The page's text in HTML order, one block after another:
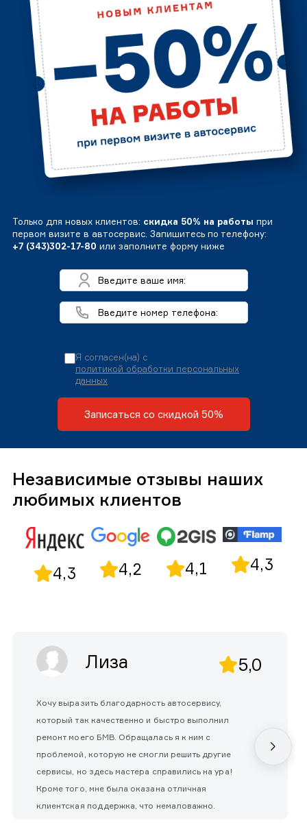
Только для новых клиентов: скидка 50% на работы при
первом визите в автосервис. Запишитесь по телефону:
+7 (343)302-17-80 или заполните форму ниже
Я согласен(на) с
политикой обработки персональных
данных
Записаться со скидкой 50%
Независимые отзывы наших
любимых клиентов
4,3 4,2 4,1 4,3
Лиза 5,0
Хочу выразить благодарность автосервису,
который так качественно и быстро выполнил
ремонт моего БМВ. Обращалась я к ним с
проблемой, которую не смогли решить другие
сервисы, но здесь мастера справились на ура!
Кроме того, мне была оказана отличная
клиентская поддержка, что немаловажно.